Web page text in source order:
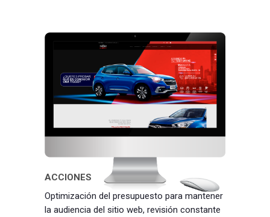
ACCIONES
Optimización del presupuesto para mantener
la audiencia del sitio web, revisión constante